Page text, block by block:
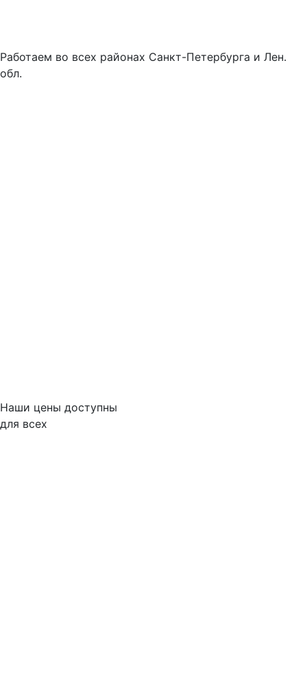
Работаем во всех районах Санкт-Петербурга и Лен.
обл.
Наши цены доступны
для всех